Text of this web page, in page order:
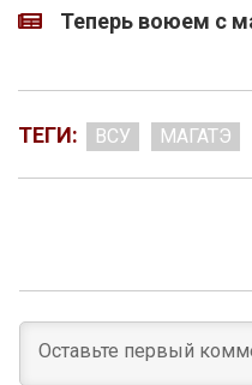
Теперь воюем с
ТЕГИ: ВСУ МАГАТЭ